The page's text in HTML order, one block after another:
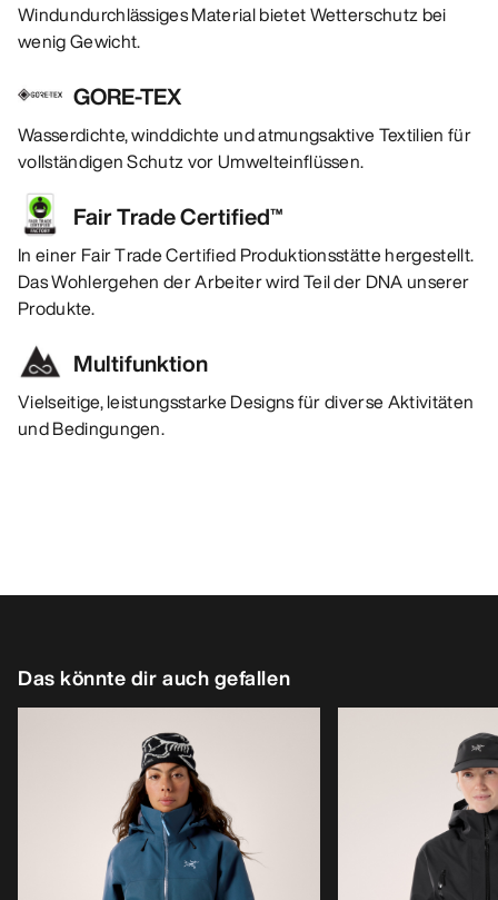
Windundurchlässiges Material bietet Wetterschutz bei
wenig Gewicht.
GORE-TEX
Wasserdichte, winddichte und atmungsaktive Textilien für
vollständigen Schutz vor Umwelteinflüssen.
Fair Trade Certified™
In einer Fair Trade Certified Produktionsstätte hergestellt.
Das Wohlergehen der Arbeiter wird Teil der DNA unserer
Produkte.
Multifunktion
Vielseitige, leistungsstarke Designs für diverse Aktivitäten
und Bedingungen.
Das könnte dir auch gefallen